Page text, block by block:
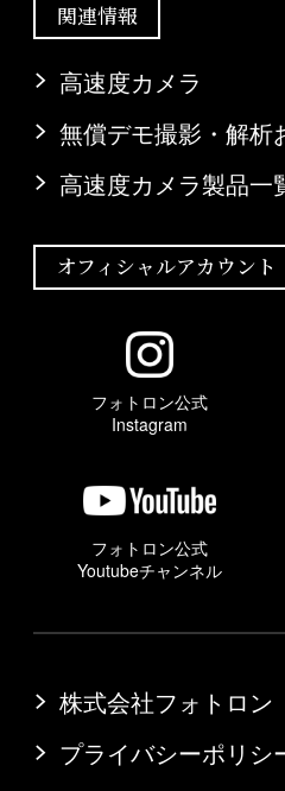
関連情報
高速度カメラ
無償デモ撮影・解析
高速度カメラ製品一
オフィシャルアカウント
フォトロン公式
Instagram
フォトロン公式
Youtubeチャンネル
株式会社フォトロン
プライバシーポリシ